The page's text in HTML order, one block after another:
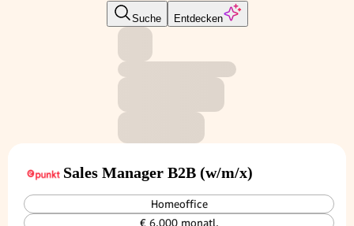
Suche Entdecken
Sales Manager B2B (w/m/x)
Homeoffice
€ 6.000 monatl.